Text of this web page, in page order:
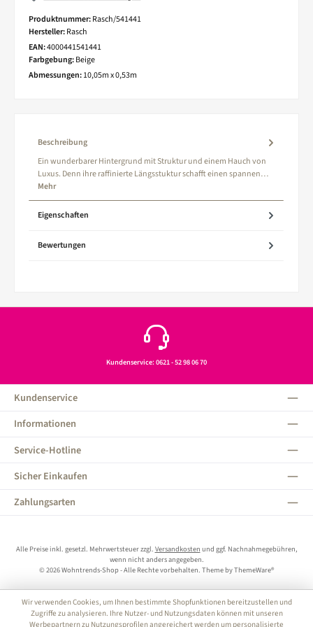
Produktnummer:Rasch/541441
Hersteller:Rasch
EAN:4000441541441
Farbgebung:Beige
Abmessungen:10,05m x 0,53m
Beschreibung
Ein wunderbarer Hintergrund mit Struktur und einem Hauch von
Luxus. Denn ihre raffinierte Längsstuktur schafft einen spannen…
Mehr
Eigenschaften
Bewertungen
Kundenservice: 0621 - 52 98 06 70
Kundenservice
Informationen
Service-Hotline
Sicher Einkaufen
Zahlungsarten
Alle Preise inkl. gesetzl. Mehrwertsteuer zzgl. Versandkosten und ggf. Nachnahmegebühren,
wenn nicht anders angegeben.
© 2026 Wohntrends-Shop - Alle Rechte vorbehalten. Theme byThemeWare®
Wir verwenden Cookies, um Ihnen bestimmte Shopfunktionen bereitzustellen und
Zugriffe zu analysieren. Ihre Nutzer- und Nutzungsdaten können mit unseren
Werbepartnern zu Nutzungsprofilen angereichert werden um personalisierte